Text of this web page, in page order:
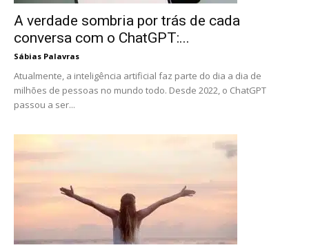
A verdade sombria por trás de cada
conversa com o ChatGPT:...
Sábias Palavras
Atualmente, a inteligência artificial faz parte do dia a dia de
milhões de pessoas no mundo todo. Desde 2022, o ChatGPT
passou a ser...